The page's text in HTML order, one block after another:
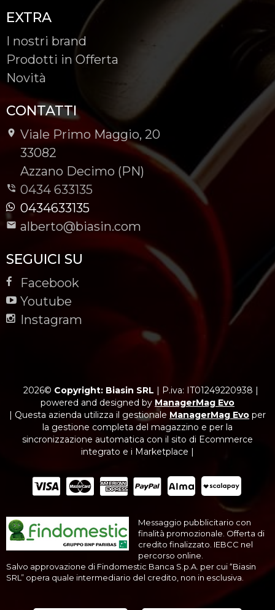
EXTRA
I nostri brand
Prodotti in Offerta
Novità
CONTATTI
Viale Primo Maggio, 20
-
33082
-
Azzano Decimo (PN)
0434 633135
0434633135
alberto@biasin.com
SEGUICI SU
Facebook
Youtube
Instagram
2026© Copyright: Biasin SRL | P.iva: IT01249220938 |
powered and designed by ManagerMag Evo
| Questa azienda utilizza il gestionale ManagerMag Evo per
la gestione completa del magazzino e per la
sincronizzazione automatica con il sito di Ecommerce
integrato e i Marketplace |
Messaggio pubblicitario con
finalità promozionale. Offerta di
credito finalizzato. IEBCC nel
percorso online.
Salvo approvazione di Findomestic Banca S.p.A. per cui “Biasin
SRL” opera quale intermediario del credito, non in esclusiva.